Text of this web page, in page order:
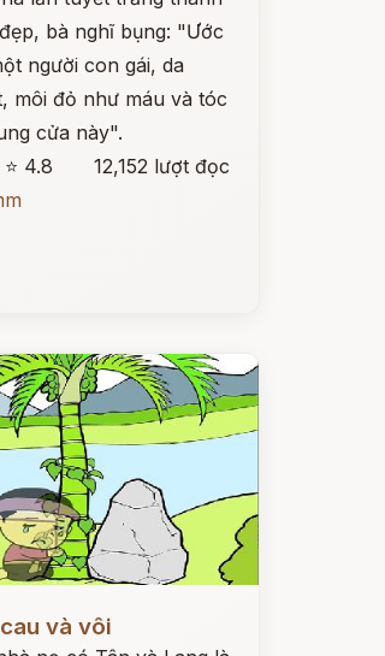
bà nghĩ bụng: "Ước
người con gái, da
môi đỏ như máu và tóc
cửa này".
⭐ 4.8
12,152 lượt đọc
và vôi